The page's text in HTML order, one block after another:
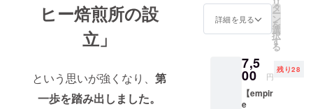
ヒー焙煎所の設
立」
という思いが強くなり、第
一歩を踏み出しました。
になり
ます
わりの
サイジ
周りの
シル
エット
をゆっ
扱いの
際は、
きませ
ん。
リップ
バッグ
を 50個
お送り
す。 お
気に入
りのマ
グにド
リップ
詳細を見る
タ
ー
ン
を
選
択
す
る
7,5
00 円
残り28
【empir
e